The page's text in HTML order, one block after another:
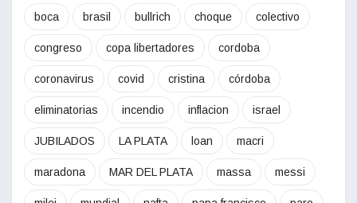
boca brasil bullrich choque colectivo
congreso copa libertadores cordoba
coronavirus covid cristina córdoba
eliminatorias incendio inflacion israel
JUBILADOS LA PLATA loan macri
maradona MAR DEL PLATA massa messi